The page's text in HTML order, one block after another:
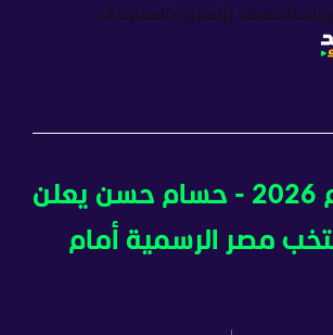
المشهد بزنسبودكاستترندات
كأس العالم 2026 - حسام حسن يعلن
مصر الرسمية أمام